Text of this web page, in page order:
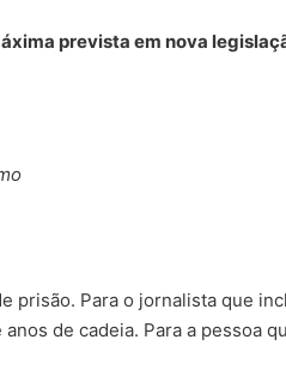
prevista em nova
prisão. Para o jornalista que
de cadeia. Para a pessoa